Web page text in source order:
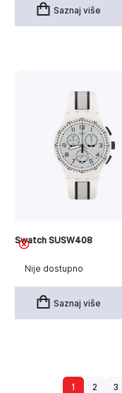
Saznaj više
Nije dostupno
Swatch SUSW408
Saznaj više
1 2 3